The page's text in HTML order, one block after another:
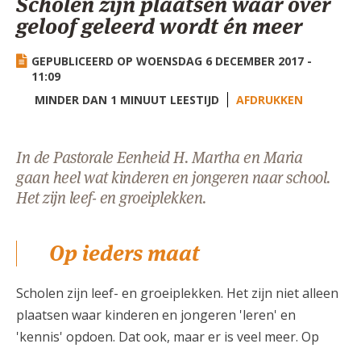
AANMELDEN OF REGISTREREN
geloof geleerd wordt én meer
GEPUBLICEERD OP WOENSDAG 6 DECEMBER 2017 -
11:09
MINDER DAN 1 MINUUT LEESTIJD
AFDRUKKEN
In de Pastorale Eenheid H. Martha en Maria
gaan heel wat kinderen en jongeren naar school.
Het zijn leef- en groeiplekken.
Op ieders maat
Scholen zijn leef- en groeiplekken. Het zijn niet alleen
plaatsen waar kinderen en jongeren 'leren' en
'kennis' opdoen. Dat ook, maar er is veel meer. Op